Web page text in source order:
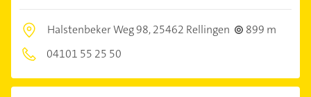
Halstenbeker Weg 98,25462 Rellingen
899 m
04101 55 25 50